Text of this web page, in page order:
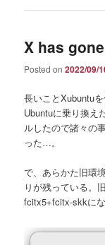
X has
Posted on2022/09/
長いことXubuntu
Ubuntuに乗り換え
ルしたので諸々の
った…。
で、あらかた旧環
りが残っている。
fcitx5+fcitx-skkに